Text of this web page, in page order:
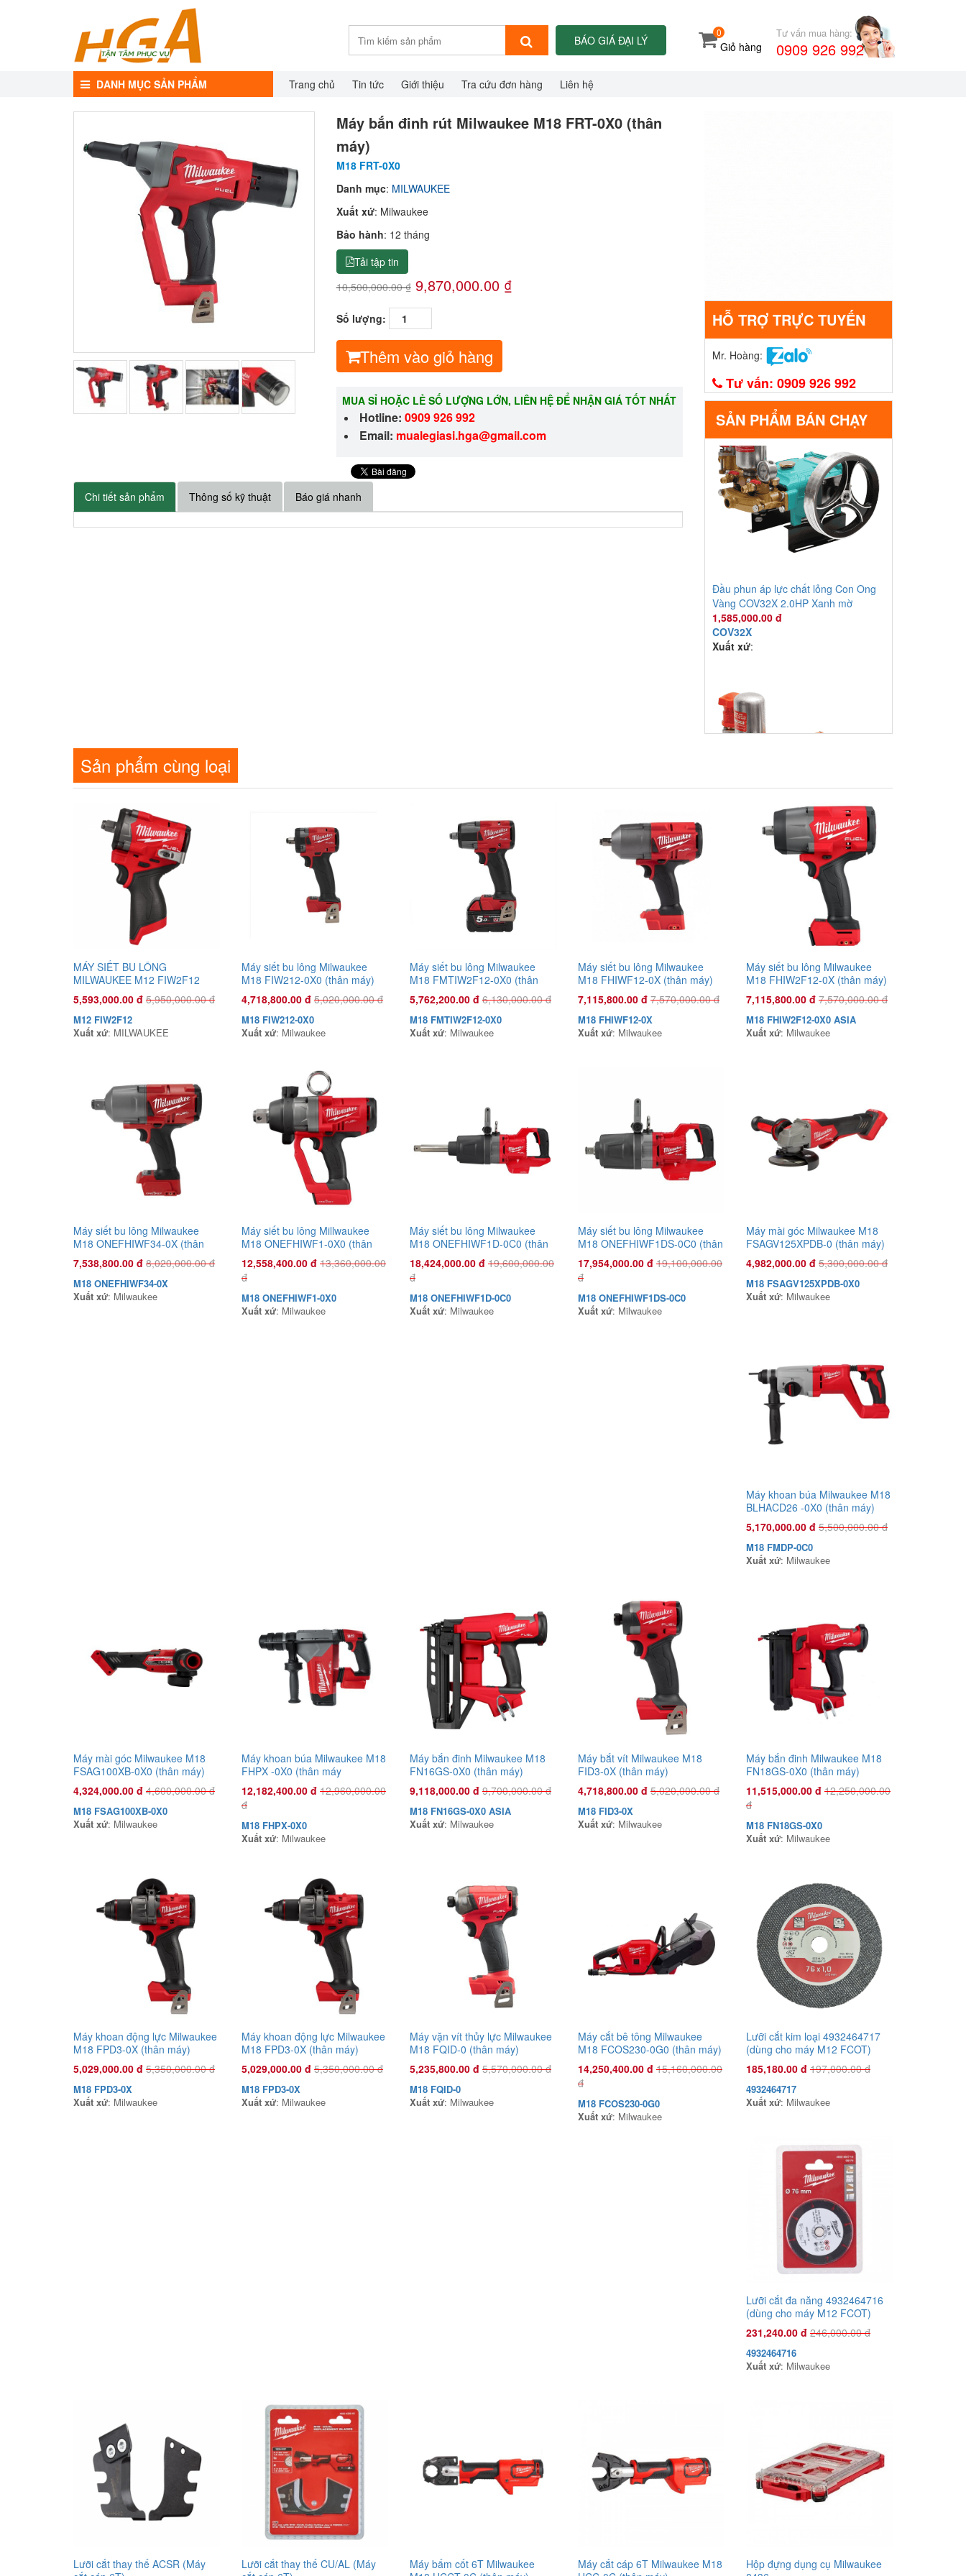
BÁO GIÁ ĐẠI LÝ
Tư vấn mua hàng:
0909 926 992
0
Giỏ hàng
DANH MỤC SẢN PHẨM Trang chủ Tin tức Giới thiệu Tra cứu đơn hàng Liên hệ
Máy bắn đinh rút Milwaukee M18 FRT-0X0 (thân
máy)
M18 FRT-0X0
Danh mục: MILWAUKEE
Xuất xứ: Milwaukee
Bảo hành: 12 tháng
Tải tập tin
10,500,000.00 ₫9,870,000.00 ₫
Số lượng:
Thêm vào giỏ hàng
MUA SỈ HOẶC LẺ SỐ LƯỢNG LỚN, LIÊN HỆ ĐỂ NHẬN GIÁ TỐT NHẤT
Hotline: 0909 926 992
Email: mualegiasi.hga@gmail.com
Chi tiết sản phẩm Thông số kỹ thuật Báo giá nhanh
HỖ TRỢ TRỰC TUYẾN
Mr. Hoàng:
Tư vấn: 0909 926 992
SẢN PHẨM BÁN CHẠY
Đầu phun áp lực chất lỏng Con Ong
Vàng COV32X 2.0HP Xanh mờ
Xuất xứ
Đầu phun áp lực chất lỏng Con Ong
Vàng COV32C 2.0HP Cam
1,585,000.00 đ
1,135,000.00 đ
COV26R
Xuất xứ
Đầu phun áp lực chất lỏng Con Ong
Vàng COV26X 1.0HP Xanh mờ
1,135,000.00 đ
Đầu phun áp lực chất lỏng Con Ong
Vàng COV26C 1.0HP Cam
1,135,000.00 đ
Đầu phun áp lực chất lỏng Con Ong
Vàng COV22R 1.0HP Xanh rêu
1,135,000.00 đ
Đầu phun áp lực chất lỏng Con Ong
Vàng COV22X 1.0HP Xanh mờ
Đầu phun áp lực chất lỏng Con Ong
Vàng COV22C 1.0HP Cam
Sản phẩm cùng loại
MÁY SIẾT BU LÔNG
MILWAUKEE M12 FIW2F12
5,593,000.00 đ 5,950,000.00 đ
M12 FIW2F12
Xuất xứ: MILWAUKEE
Máy siết bu lông Milwaukee
M18 FIW212-0X0 (thân máy)
4,718,800.00 đ 5,020,000.00 đ
M18 FIW212-0X0
Xuất xứ: Milwaukee
Máy siết bu lông Milwaukee
M18 FMTIW2F12-0X0 (thân
5,762,200.00 đ 6,130,000.00 đ
M18 FMTIW2F12-0X0
Xuất xứ: Milwaukee
Máy siết bu lông Milwaukee
M18 FHIWF12-0X (thân máy)
7,115,800.00 đ 7,570,000.00 đ
M18 FHIWF12-0X
Xuất xứ: Milwaukee
Máy siết bu lông Milwaukee
M18 FHIW2F12-0X (thân máy)
7,115,800.00 đ 7,570,000.00 đ
M18 FHIW2F12-0X0 ASIA
Xuất xứ: Milwaukee
Máy siết bu lông Milwaukee
M18 ONEFHIWF34-0X (thân
7,538,800.00 đ 8,020,000.00 đ
M18 ONEFHIWF34-0X
Xuất xứ: Milwaukee
Máy siết bu lông Millwaukee
M18 ONEFHIWF1-0X0 (thân
12,558,400.00 đ 13,360,000.00
đ
M18 ONEFHIWF1-0X0
Xuất xứ: Milwaukee
Máy siết bu lông Milwaukee
M18 ONEFHIWF1D-0C0 (thân
18,424,000.00 đ 19,600,000.00
đ
M18 ONEFHIWF1D-0C0
Xuất xứ: Milwaukee
Máy siết bu lông Milwaukee
M18 ONEFHIWF1DS-0C0 (thân
17,954,000.00 đ 19,100,000.00
đ
M18 ONEFHIWF1DS-0C0
Xuất xứ: Milwaukee
Máy mài góc Milwaukee M18
FSAGV125XPDB-0 (thân máy)
4,982,000.00 đ 5,300,000.00 đ
M18 FSAGV125XPDB-0X0
Xuất xứ: Milwaukee
Máy khoan búa Milwaukee M18
BLHACD26 -0X0 (thân máy)
5,170,000.00 đ 5,500,000.00 đ
M18 FMDP-0C0
Xuất xứ: Milwaukee
Máy mài góc Milwaukee M18
FSAG100XB-0X0 (thân máy)
4,324,000.00 đ 4,600,000.00 đ
M18 FSAG100XB-0X0
Xuất xứ: Milwaukee
Máy khoan búa Milwaukee M18
FHPX -0X0 (thân máy
12,182,400.00 đ 12,960,000.00
đ
M18 FHPX-0X0
Xuất xứ: Milwaukee
Máy bắn đinh Milwaukee M18
FN16GS-0X0 (thân máy)
9,118,000.00 đ 9,700,000.00 đ
M18 FN16GS-0X0 ASIA
Xuất xứ: Milwaukee
Máy bắt vít Milwaukee M18
FID3-0X (thân máy)
4,718,800.00 đ 5,020,000.00 đ
M18 FID3-0X
Xuất xứ: Milwaukee
Máy bắn đinh Milwaukee M18
FN18GS-0X0 (thân máy)
11,515,000.00 đ 12,250,000.00
đ
M18 FN18GS-0X0
Xuất xứ: Milwaukee
Máy khoan động lực Milwaukee
M18 FPD3-0X (thân máy)
5,029,000.00 đ 5,350,000.00 đ
M18 FPD3-0X
Xuất xứ: Milwaukee
Máy khoan động lực Milwaukee
M18 FPD3-0X (thân máy)
5,029,000.00 đ 5,350,000.00 đ
M18 FPD3-0X
Xuất xứ: Milwaukee
Máy vặn vít thủy lực Milwaukee
M18 FQID-0 (thân máy)
5,235,800.00 đ 5,570,000.00 đ
M18 FQID-0
Xuất xứ: Milwaukee
Máy cắt bê tông Milwaukee
M18 FCOS230-0G0 (thân máy)
14,250,400.00 đ 15,160,000.00
đ
M18 FCOS230-0G0
Xuất xứ: Milwaukee
Lưỡi cắt kim loại 4932464717
(dùng cho máy M12 FCOT)
185,180.00 đ 197,000.00 đ
4932464717
Xuất xứ: Milwaukee
Lưỡi cắt đa năng 4932464716
(dùng cho máy M12 FCOT)
231,240.00 đ 246,000.00 đ
4932464716
Xuất xứ: Milwaukee
Lưỡi cắt thay thế ACSR (Máy
Lưỡi cắt thay thế CU/AL (Máy
Máy bấm cốt 6T Milwaukee
Máy cắt cáp 6T Milwaukee M18
Hộp đựng dụng cụ Milwaukee